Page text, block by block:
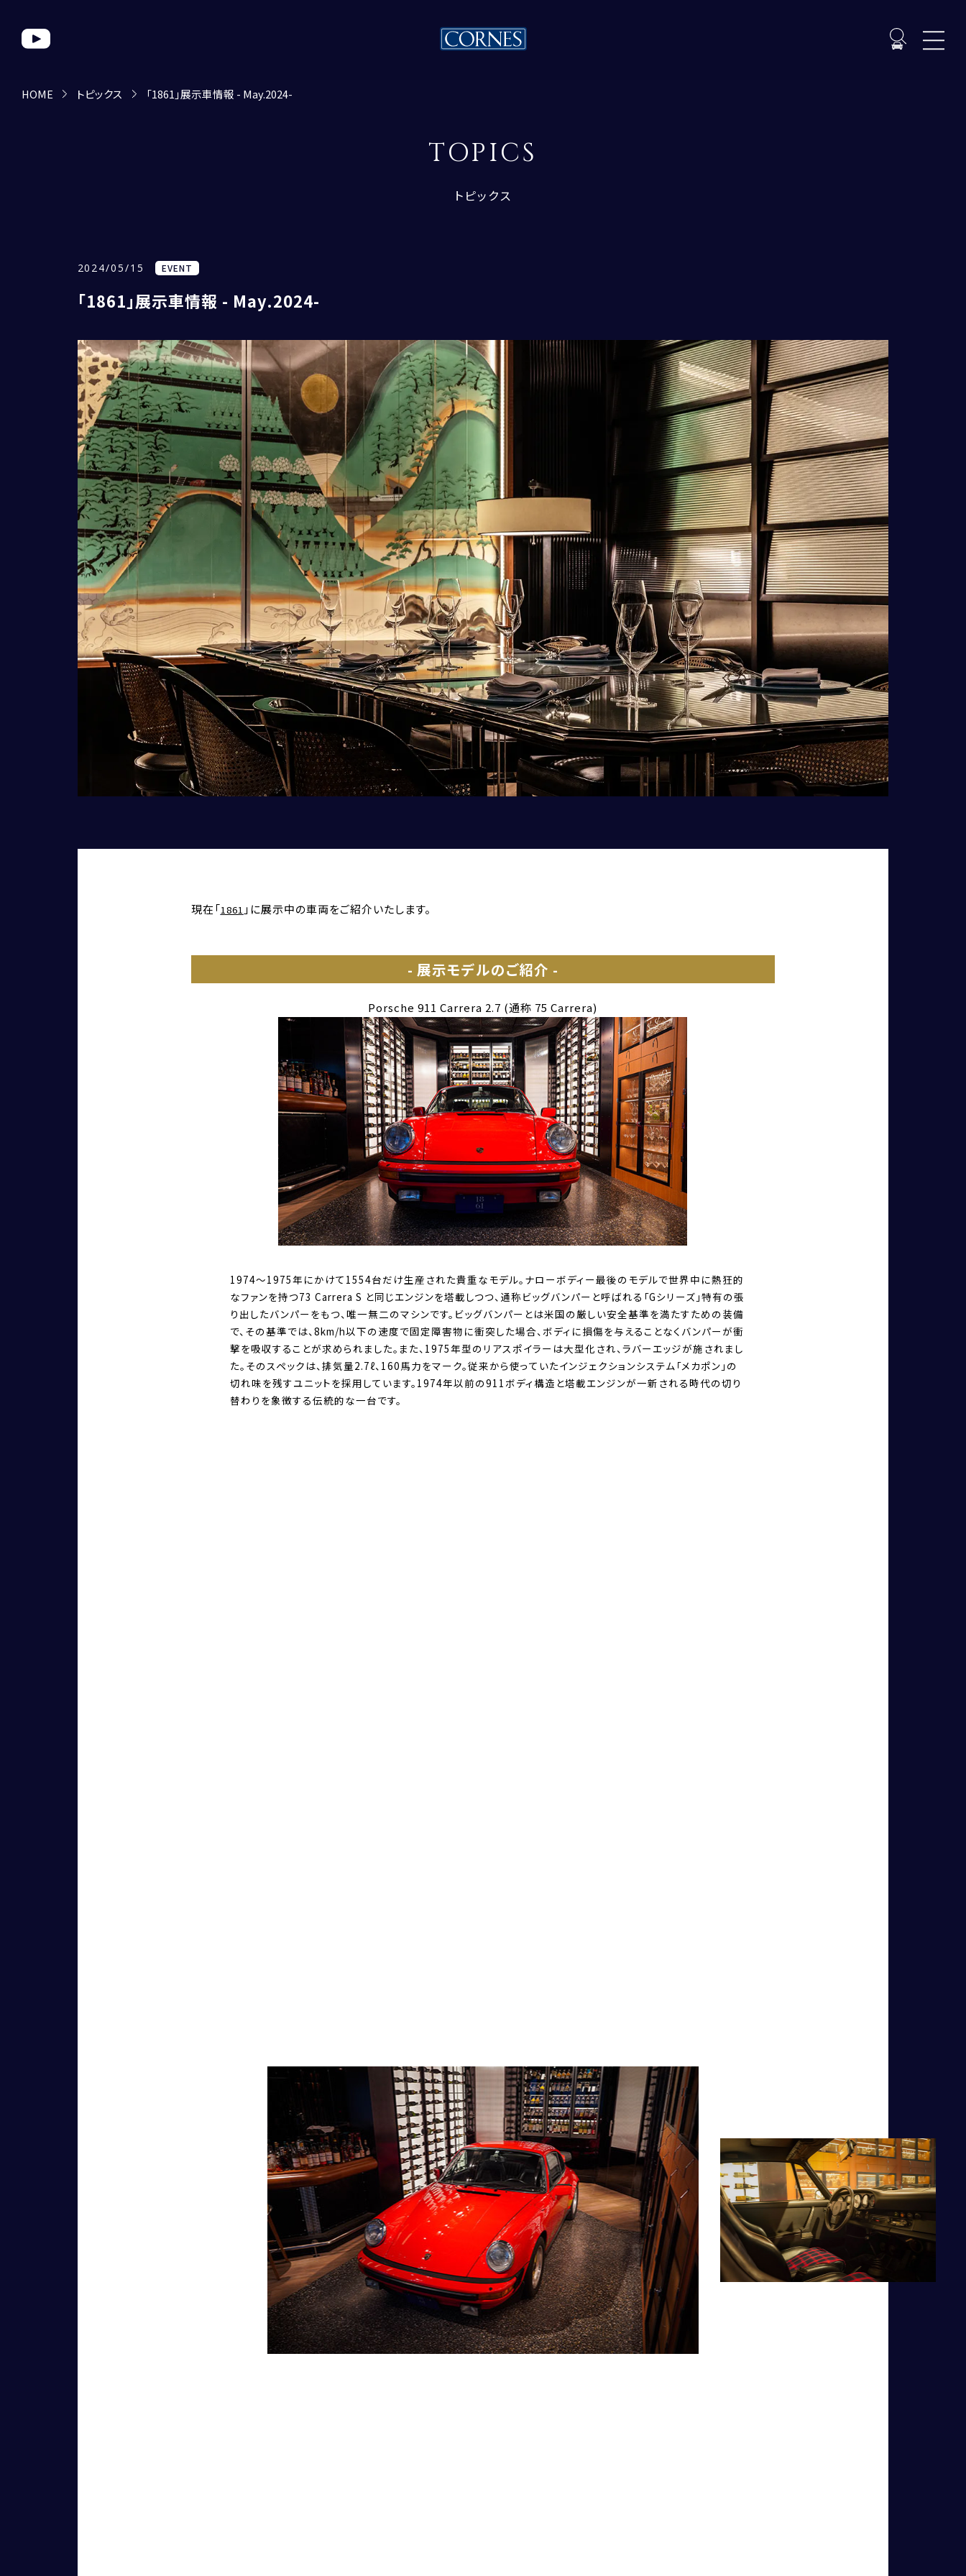
CORNES MOMENT
CORNES RACING
CONECO
CORNES RESERVE
1861
THE MAGARIGAWA CLUB
BENTLEY
FERRARI
LAMBORGHINI
PORSCHE
ROLLS ROYCE
SINGER VEHICLE DESIGN
CORNES SELECTION 認定中古車
アフターサービス
ショールーム＆サービスセンター
採用情報
お問い合わせ
HOME トピックス 「1861」展示車情報 - May.2024-
TOPICS
トピックス
2024/05/15 EVENT
「1861」展示車情報 - May.2024-
現在「1861 」に展示中の車両をご紹介いたします。
- 展示モデルのご紹介 -
Porsche 911 Carrera 2.7 (通称 75 Carrera)
1974〜1975年にかけて1554台だけ生産された貴重なモデル。ナローボディー最後のモデルで世界中に熱狂的
なファンを持つ73 Carrera S と同じエンジンを塔載しつつ、通称ビッグバンパーと呼ばれる「Gシリーズ」特有の張
り出したバンパーをもつ、唯一無二のマシンです。ビッグバンパーとは米国の厳しい安全基準を満たすための装備
で、その基準では、8km/h以下の速度で固定障害物に衝突した場合、ボディに損傷を与えることなくバンパーが衝
撃を吸収することが求められました。また、1975年型のリアスポイラーは大型化され、ラバーエッジが施されまし
た。そのスペックは、排気量2.7ℓ、160馬力をマーク。従来から使っていたインジェクションシステム「メカポン」の
切れ味を残すユニットを採用しています。1974年以前の911ボディ構造と塔載エンジンが一新される時代の切り
替わりを象徴する伝統的な一台です。